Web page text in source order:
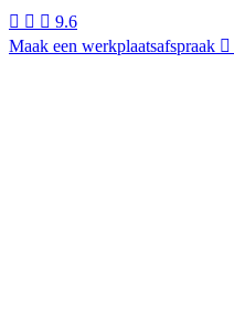
9.6
Maak een werkplaatsafspraak